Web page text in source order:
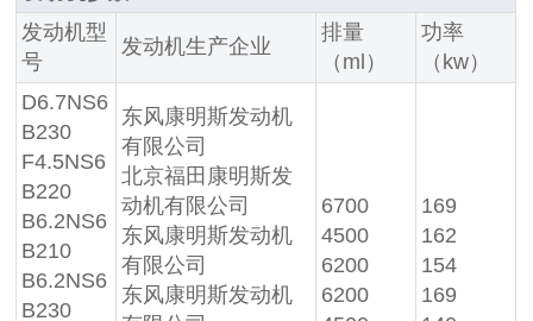
发动机型
号
发动机生产企业
排量
（ml）
功率
（kw）
D6.7NS6
B230
F4.5NS6
B220
B6.2NS6
B210
B6.2NS6
B230
东风康明斯发动机
有限公司
北京福田康明斯发
动机有限公司
东风康明斯发动机
有限公司
东风康明斯发动机
6700
4500
6200
6200
169
162
154
169